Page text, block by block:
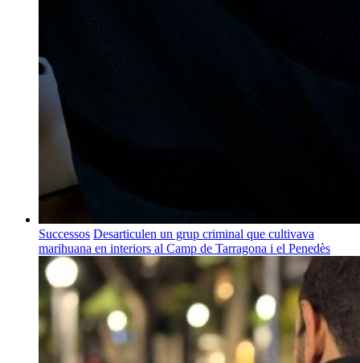
Successos Desarticulen un grup criminal que cultivava
marihuana en interiors al Camp de Tarragona i el Penedès